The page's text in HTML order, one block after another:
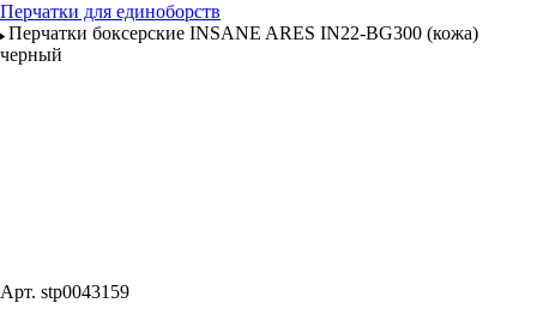
Перчатки для единоборств
Перчатки боксерские INSANE ARES IN22-BG300 (кожа)
черный
Арт. stp0043159